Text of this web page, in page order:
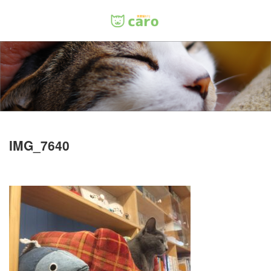
IMG_7640
Menu
ホーム
料金
里親について
お問い合わせ